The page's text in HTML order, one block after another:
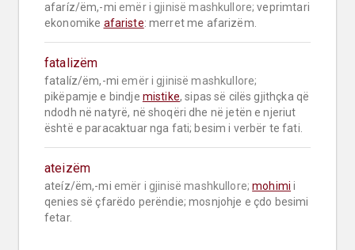
afaríz/ëm,-mi emër i gjinisë mashkullore; veprimtari
ekonomike afariste: merret me afarizëm.
fatalizëm
fatalíz/ëm,-mi emër i gjinisë mashkullore;
pikëpamje e bindje mistike, sipas së cilës gjithçka që
ndodh në natyrë, në shoqëri dhe në jetën e njeriut
është e paracaktuar nga fati; besim i verbër te fati.
ateizëm
ateíz/ëm,-mi emër i gjinisë mashkullore; mohimi i
qenies së çfarëdo perëndie; mosnjohje e çdo besimi
fetar.